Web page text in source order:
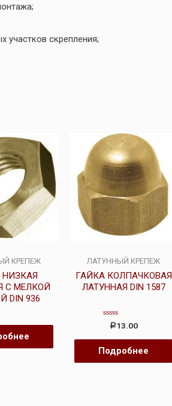
участков скрепления;
КРЕПЕЖ
НИЗКАЯ
С МЕЛКОЙ
DIN 936
ЛАТУННЫЙ КРЕПЕЖ
ГАЙКА КОЛПАЧКОВАЯ
ЛАТУННАЯ DIN 1587
Оценка
из
5
Р13.00
Подробнее